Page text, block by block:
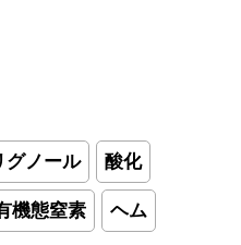
グノール 酸化
機態窒素 ヘム